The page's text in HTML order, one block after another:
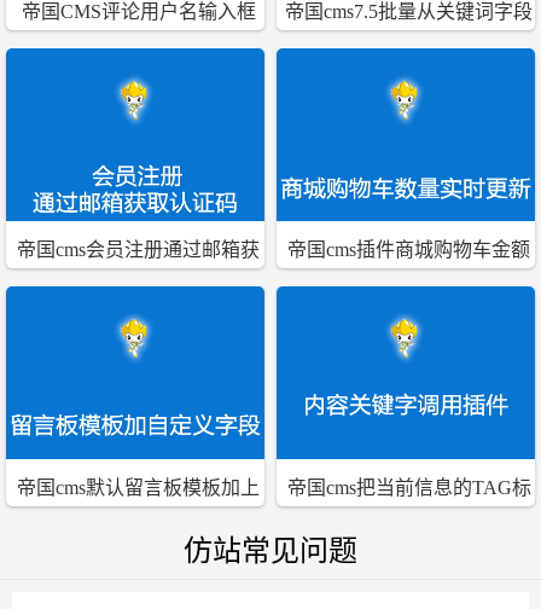
帝国CMS评论用户名输入框
完善小插件
帝国cms7.5批量从关键词字段
复制到TAG字段中插件
帝国cms会员注册通过邮箱获
取认证码验证注册插件
帝国cms插件商城购物车金额
购买数量实时更新插件
帝国cms默认留言板模板加上
帝国cms把当前信息的TAG标
仿站常见问题